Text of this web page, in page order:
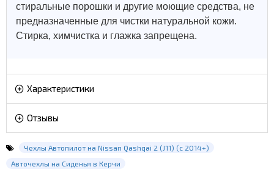
стиральные порошки и другие моющие средства, не
предназначенные для чистки натуральной кожи.
Стирка, химчистка и глажка запрещена.
Характеристики
Отзывы
Чехлы Автопилот на Nissan Qashqai 2 (J11) (с 2014+)
Авточехлы на Сиденья в Керчи